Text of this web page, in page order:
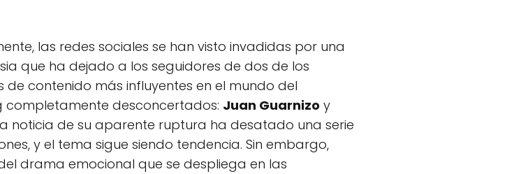
las redes sociales se han visto invadidas por una
que ha dejado a los seguidores de dos de los
de contenido más influyentes en el mundo del
completamente desconcertados: Juan Guarnizo y
noticia de su aparente ruptura ha desatado una serie
y el tema sigue siendo tendencia. Sin embargo,
drama emocional que se despliega en las